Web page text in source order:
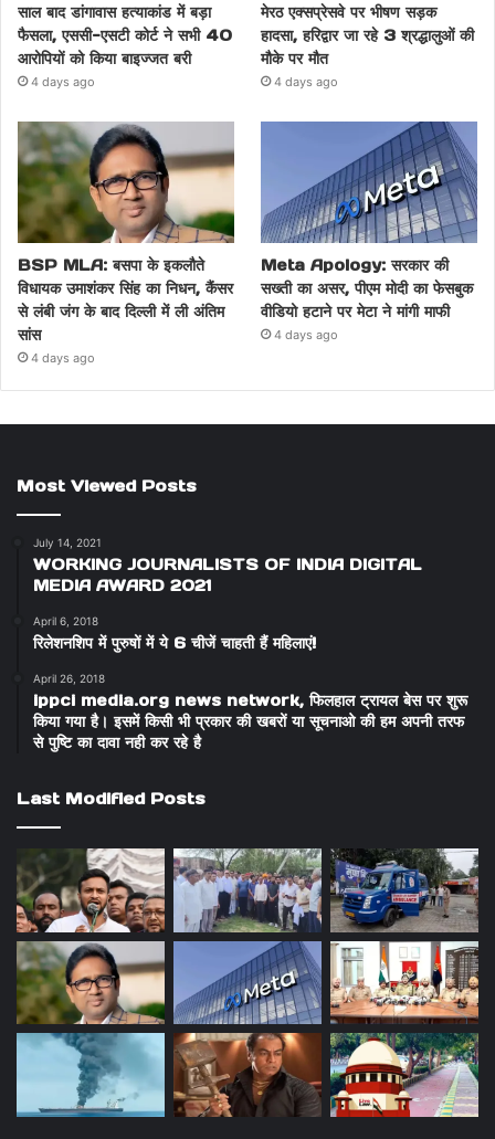
साल बाद डांगावास हत्याकांड में बड़ा
फैसला, एससी-एसटी कोर्ट ने सभी 40
आरोपियों को किया बाइज्जत बरी
4 days ago
मेरठ एक्सप्रेसवे पर भीषण सड़क
हादसा, हरिद्वार जा रहे 3 श्रद्धालुओं की
मौके पर मौत
4 days ago
BSP MLA: बसपा के इकलौते
विधायक उमाशंकर सिंह का निधन, कैंसर
से लंबी जंग के बाद दिल्ली में ली अंतिम
सांस
4 days ago
Meta Apology: सरकार की
सख्ती का असर, पीएम मोदी का फेसबुक
वीडियो हटाने पर मेटा ने मांगी माफी
4 days ago
Most Viewed Posts
July 14, 2021
WORKING JOURNALISTS OF INDIA DIGITAL
MEDIA AWARD 2021
April 6, 2018
रिलेशनशिप में पुरुषों में ये 6 चीजें चाहती हैं महिलाएं!
April 26, 2018
ippci media.org news network, फिलहाल ट्रायल बेस पर शुरू
किया गया है। इसमें किसी भी प्रकार की खबरों या सूचनाओ की हम अपनी तरफ
से पुष्टि का दावा नही कर रहे है
Last Modified Posts